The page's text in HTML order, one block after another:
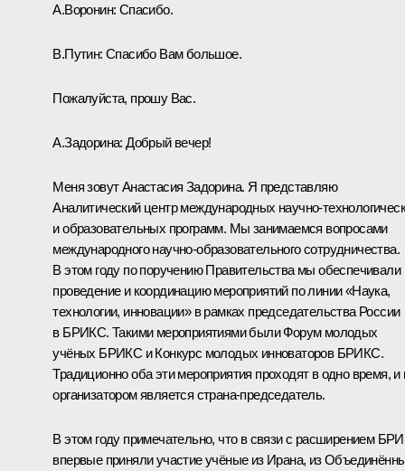
А.Воронин: Спасибо.
В.Путин: Спасибо Вам большое.
Пожалуйста, прошу Вас.
А.Задорина: Добрый вечер!
Меня зовут Анастасия Задорина. Я представляю
Аналитический центр международных научно-
и образовательных программ. Мы занимаемся вопросами
международного научно-образовательного сотрудничества.
В этом году по поручению Правительства мы обеспечивали
проведение и координацию мероприятий по линии «Наука,
технологии, инновации» в рамках председательства России
в БРИКС. Такими мероприятиями были Форум молодых
учёных БРИКС и Конкурс молодых инноваторов БРИКС.
Традиционно оба эти мероприятия проходят в одно время, и
организатором является страна-председатель.
В этом году примечательно, что в связи с расширением
впервые приняли участие учёные из Ирана, из